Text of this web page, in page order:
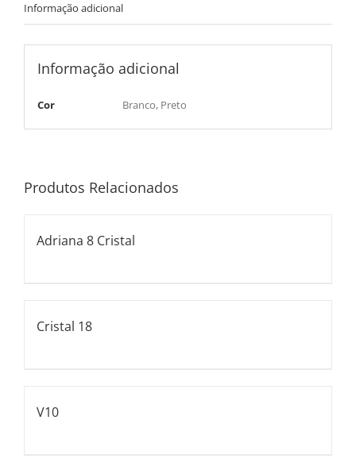
Informação adicional
Informação adicional
Cor Branco, Preto
Produtos Relacionados
Adriana 8 Cristal
Cristal 18
V10